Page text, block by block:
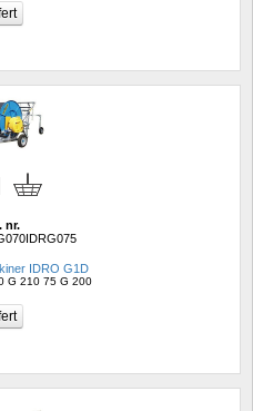
nr.
IDRO G1D
G 210 75 G 200